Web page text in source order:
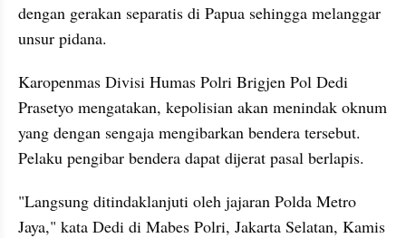
dengan gerakan separatis di Papua sehingga melanggar
unsur pidana.
Karopenmas Divisi Humas Polri Brigjen Pol Dedi
Prasetyo mengatakan, kepolisian akan menindak oknum
yang dengan sengaja mengibarkan bendera tersebut.
Pelaku pengibar bendera dapat dijerat pasal berlapis.
"Langsung ditindaklanjuti oleh jajaran Polda Metro
Jaya," kata Dedi di Mabes Polri, Jakarta Selatan, Kamis